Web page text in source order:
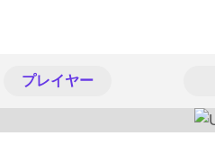
プレイヤー